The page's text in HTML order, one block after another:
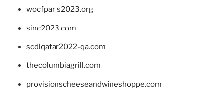
wocfparis2023.org
sinc2023.com
scdlqatar2022-qa.com
thecolumbiagrill.com
provisionscheeseandwineshoppe.com